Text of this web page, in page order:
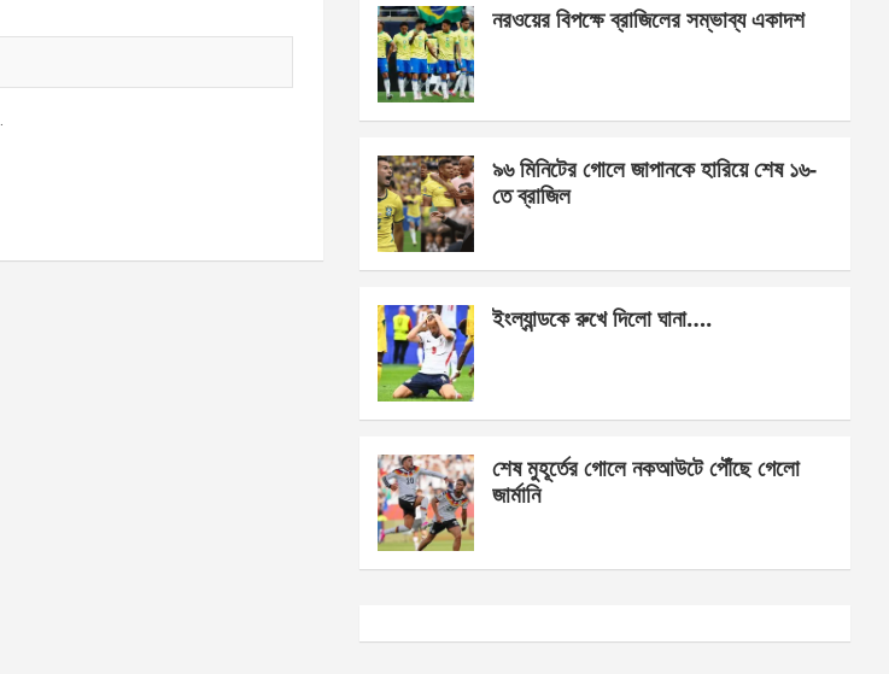
b
o
o
k
n
g
er
s
e
নরওয়ের বিপক্ষে ব্রাজিলের সম্ভাব্য একাদশ
৯৬ মিনিটের গোলে জাপানকে হারিয়ে শেষ ১৬-
তে ব্রাজিল
ইংল্যান্ডকে রুখে দিলো ঘানা….
শেষ মুহূর্তের গোলে নকআউটে পৌঁছে গেলো
জার্মানি